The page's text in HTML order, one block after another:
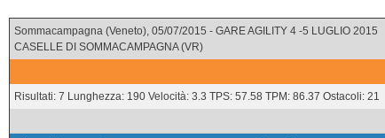
Sommacampagna (Veneto), 05/07/2015 - GARE AGILITY 4 -5 LUGLIO 2015
CASELLE DI SOMMACAMPAGNA (VR)
Risultati: 7 Lunghezza: 190 Velocità: 3.3 TPS: 57.58 TPM: 86.37 Ostacoli: 21